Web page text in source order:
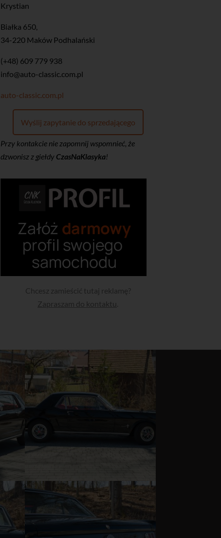
Krystian
Białka 650,
34-220 Maków Podhalański
(+48) 609 779 938
info@auto-classic.com.pl
auto-classic.com.pl
Wyślij zapytanie do sprzedającego
Przy kontakcie nie zapomnij wspomnieć, że
dzwonisz z giełdy CzasNaKlasyka!
Chcesz zamieścić tutaj reklamę?
Zapraszam do kontaktu